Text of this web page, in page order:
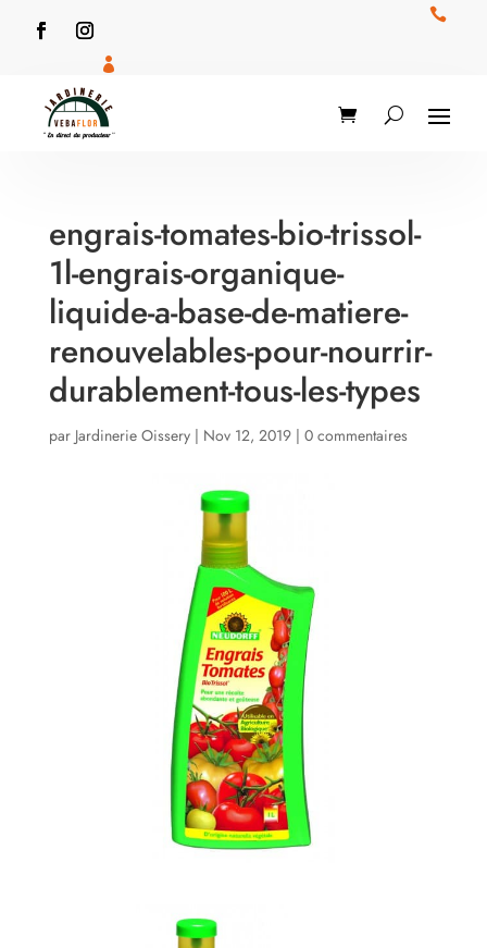


engrais-tomates-bio-trissol-
1l-engrais-organique-
liquide-a-base-de-matiere-
renouvelables-pour-nourrir-
durablement-tous-les-types
par Jardinerie Oissery| Nov 12, 2019| 0 commentaires